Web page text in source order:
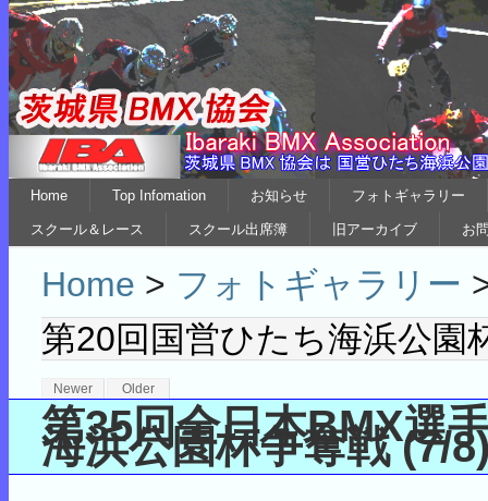
Home Top Infomation お知らせ フォトギャラリー
スクール＆レース スクール出席簿 旧アーカイブ お
Home > フォトギャラリー
第20回国営ひたち海浜公園
Newer Older
第35回全日本BMX選
海浜公園杯争奪戦 (7/